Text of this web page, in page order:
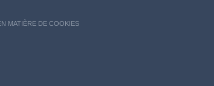
MATIÈRE DE COOKIES